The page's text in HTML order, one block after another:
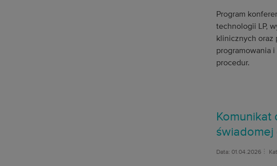
Program
technologii LP,
klinicznych oraz
programowania
procedur.
świadomej
Data: 01.04.2026